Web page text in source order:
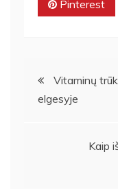
Pinterest
Navigacija
tarp
Vitaminų
elgesyje
Kaip